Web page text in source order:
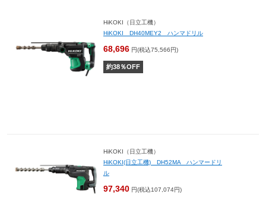
HiKOKI（日立工機）
HiKOKI DH40MEY2 ハンマドリル
68,696 円(税込75,566円)
約38％OFF
HiKOKI（日立工機）
HiKOKI(日立工機) DH52MA ハンマードリ
ル
97,340 円(税込107,074円)